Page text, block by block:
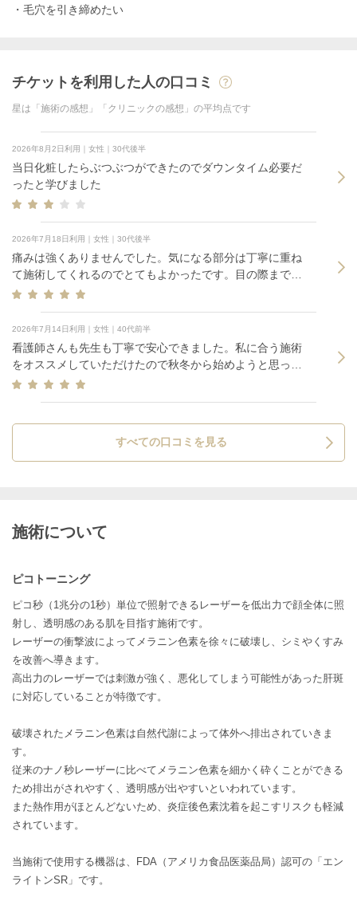
・毛穴を引き締めたい
チケットを利用した人の口コミ
星は「施術の感想」「クリニックの感想」の平均点です
2026年8月2日利用｜女性｜30代後半
当日化粧したらぶつぶつができたのでダウンタイム必要だ
ったと学びました
2026年7月18日利用｜女性｜30代後半
痛みは強くありませんでした。気になる部分は丁寧に重ね
て施術してくれるのでとてもよかったです。目の際まで重
ねて打っていただけます。
2026年7月14日利用｜女性｜40代前半
看護師さんも先生も丁寧で安心できました。私に合う施術
をオススメしていただけたので秋冬から始めようと思って
います。
すべての口コミを見る
施術について
ピコトーニング
ピコ秒（1兆分の1秒）単位で照射できるレーザーを低出力で顔全体に照
射し、透明感のある肌を目指す施術です。
レーザーの衝撃波によってメラニン色素を徐々に破壊し、シミやくすみ
を改善へ導きます。
高出力のレーザーでは刺激が強く、悪化してしまう可能性があった肝斑
に対応していることが特徴です。
破壊されたメラニン色素は自然代謝によって体外へ排出されていきま
す。
従来のナノ秒レーザーに比べてメラニン色素を細かく砕くことができる
ため排出がされやすく、透明感が出やすいといわれています。
また熱作用がほとんどないため、炎症後色素沈着を起こすリスクも軽減
されています。
当施術で使用する機器は、FDA（アメリカ食品医薬品局）認可の「エン
ライトンSR」です。